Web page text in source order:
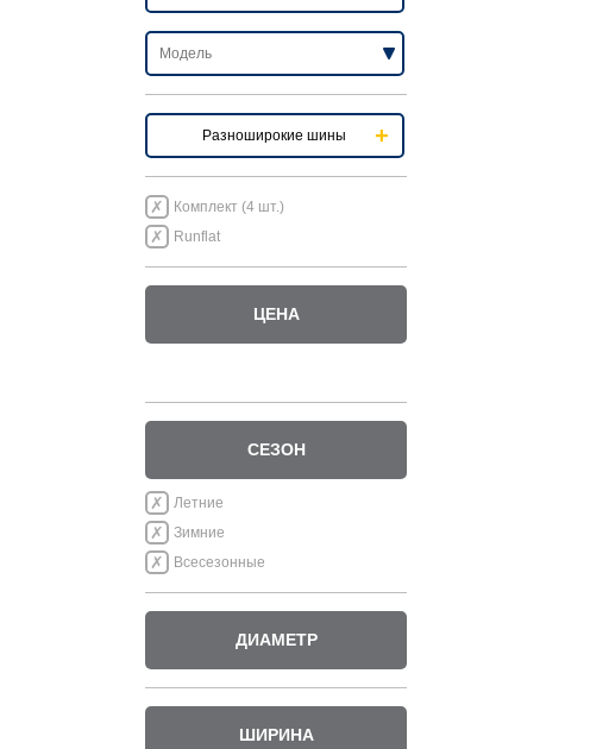
Разноширокие шины
Комплект (4 шт.)
Runflat
ЦЕНА
СЕЗОН
Летние
Зимние
Всесезонные
ДИАМЕТР
ШИРИНА